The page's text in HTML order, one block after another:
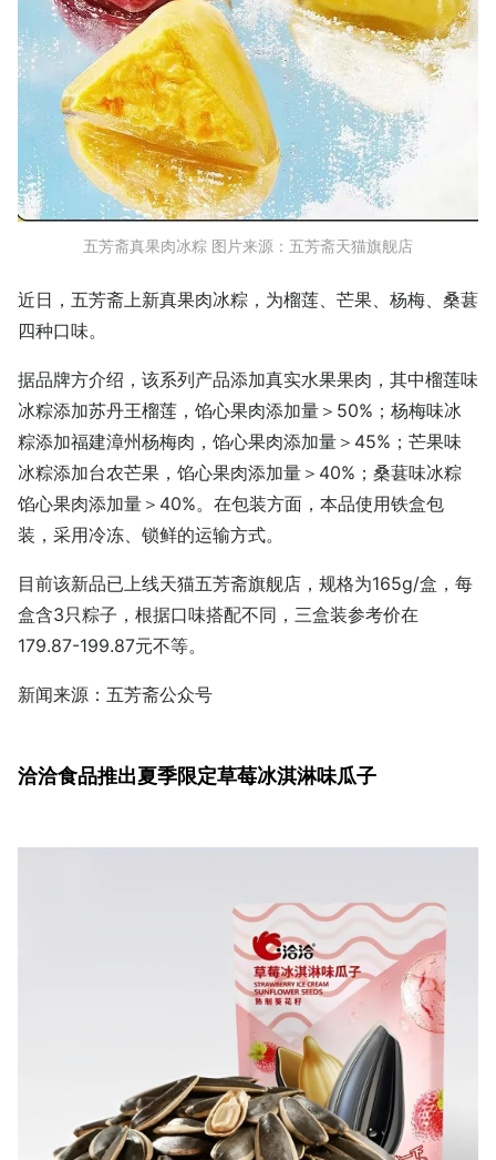
五芳斋真果肉冰粽 图片来源：五芳斋天猫旗舰店
近日，五芳斋上新真果肉冰粽，为榴莲、芒果、杨梅、桑葚
四种口味。
据品牌方介绍，该系列产品添加真实水果果肉，其中榴莲味
冰粽添加苏丹王榴莲，馅心果肉添加量＞50%；杨梅味冰
粽添加福建漳州杨梅肉，馅心果肉添加量＞45%；芒果味
冰粽添加台农芒果，馅心果肉添加量＞40%；桑葚味冰粽
馅心果肉添加量＞40%。在包装方面，本品使用铁盒包
装，采用冷冻、锁鲜的运输方式。
目前该新品已上线天猫五芳斋旗舰店，规格为165g/盒，每
盒含3只粽子，根据口味搭配不同，三盒装参考价在
179.87-199.87元不等。
新闻来源：五芳斋公众号
洽洽食品推出夏季限定草莓冰淇淋味瓜子